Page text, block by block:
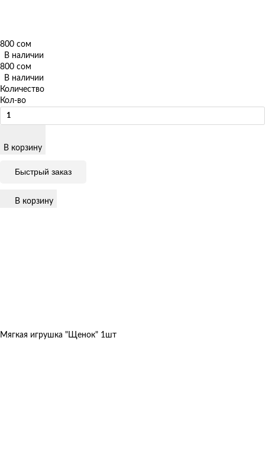
800 сом
В наличии
800 сом
В наличии
Количество
Кол-во
В корзину
Быстрый заказ
В корзину
Мягкая игрушка "Щенок" 1шт